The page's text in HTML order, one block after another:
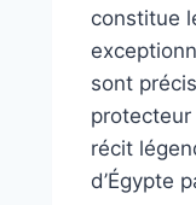
constitue
sont
protecteur
récit
d’Égypte